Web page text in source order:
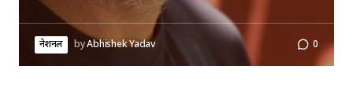
नेशनल byAbhishek Yadav 0